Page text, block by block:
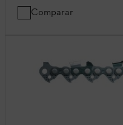
Comparar